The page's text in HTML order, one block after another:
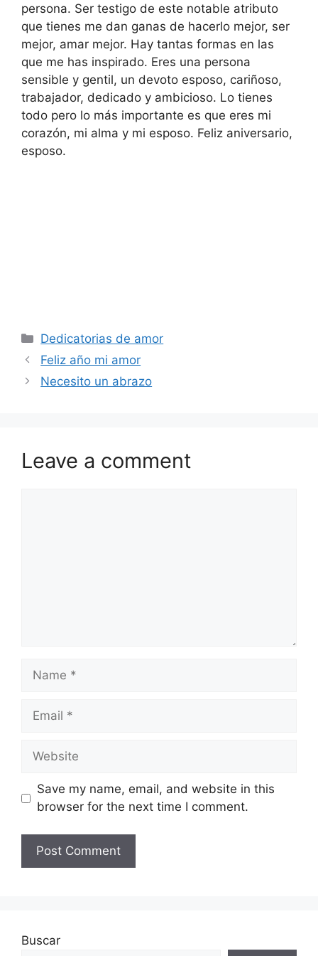
persona. Ser testigo de este notable atributo
que tienes me dan ganas de hacerlo mejor, ser
mejor, amar mejor. Hay tantas formas en las
que me has inspirado. Eres una persona
sensible y gentil, un devoto esposo, cariñoso,
trabajador, dedicado y ambicioso. Lo tienes
todo pero lo más importante es que eres mi
corazón, mi alma y mi esposo. Feliz aniversario,
esposo.
Categories
Dedicatorias de amor
Feliz año mi amor
Necesito un abrazo
Leave a comment
Name
Email
Website
Save my name, email, and website in this
browser for the next time I comment.
Buscar